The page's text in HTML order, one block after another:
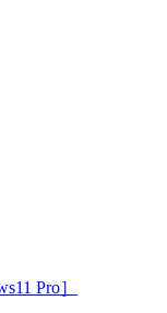
Pro］